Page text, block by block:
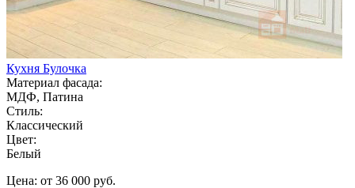
Кухня Булочка
Материал фасада:
МДФ, Патина
Стиль:
Классический
Цвет:
Белый
Цена: от 36 000 руб.